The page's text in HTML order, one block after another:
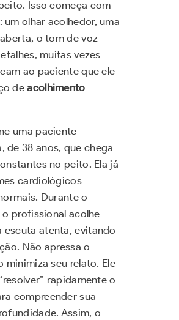
Isso começa com
olhar acolhedor, uma
o tom de voz
muitas vezes
ao paciente que ele
deacolhimento
uma paciente
de 38 anos, que chega
no peito. Ela já
cardiológicos
Durante o
profissional acolhe
escuta atenta, evitando
Não apressa o
minimiza seu relato. Ele
rapidamente o
compreender sua
Assim, o